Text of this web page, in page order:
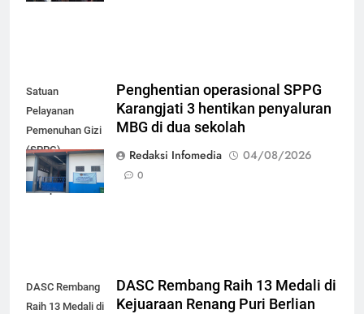
Satuan
Pelayanan
Pemenuhan Gizi
(SPPG)
Karangjati 3 di
Kabupaten Blora
Penghentian operasional SPPG
Karangjati 3 hentikan penyaluran
MBG di dua sekolah
Redaksi Infomedia
04/08/2026
0
DASC Rembang
Raih 13 Medali di
DASC Rembang Raih 13 Medali di
Kejuaraan Renang Puri Berlian